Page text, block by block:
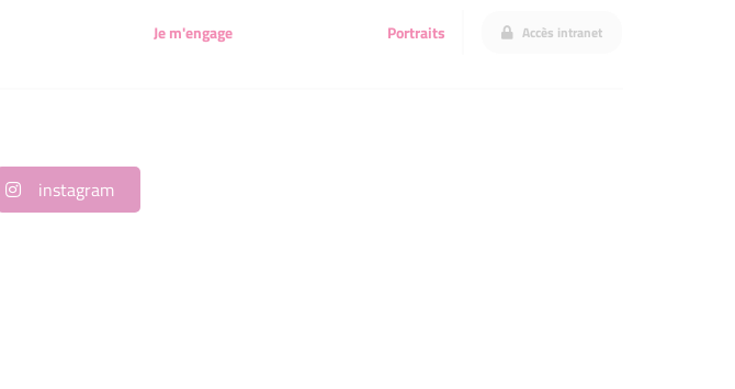
Je m'engage Portraits Accès intranet
instagram